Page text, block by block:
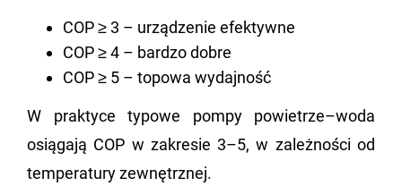
COP ≥ 3 – urządzenie efektywne
COP ≥ 4 – bardzo dobre
COP ≥ 5 – topowa wydajność
W prak­ty­ce ty­po­we pompy po­wie­trze–woda
osią­ga­ją COP w za­kre­sie 3–5, w za­leż­no­ści od
tem­pe­ra­tu­ry ze­wnętrz­nej.